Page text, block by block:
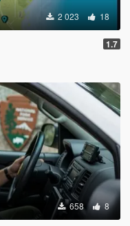
2 023 18
1.7
658 8